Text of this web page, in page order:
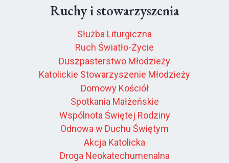
Ruchy i stowarzyszenia
Służba Liturgiczna
Ruch Światło-Życie
Duszpasterstwo Młodzieży
Katolickie Stowarzyszenie Młodzieży
Domowy Kościół
Spotkania Małżeńskie
Wspólnota Świętej Rodziny
Odnowa w Duchu Świętym
Akcja Katolicka
Droga Neokatechumenalna